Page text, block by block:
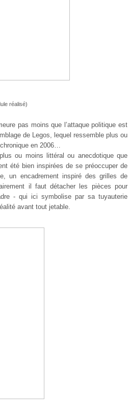
réalisé)
pas moins que l’attaque politique est
de Legos, lequel ressemble plus ou
en 2006…
ou moins littéral ou anecdotique que
été bien inspirées de se préoccuper de
un encadrement inspiré des grilles de
il faut détacher les pièces pour
- qui ici symbolise par sa tuyauterie
avant tout jetable.